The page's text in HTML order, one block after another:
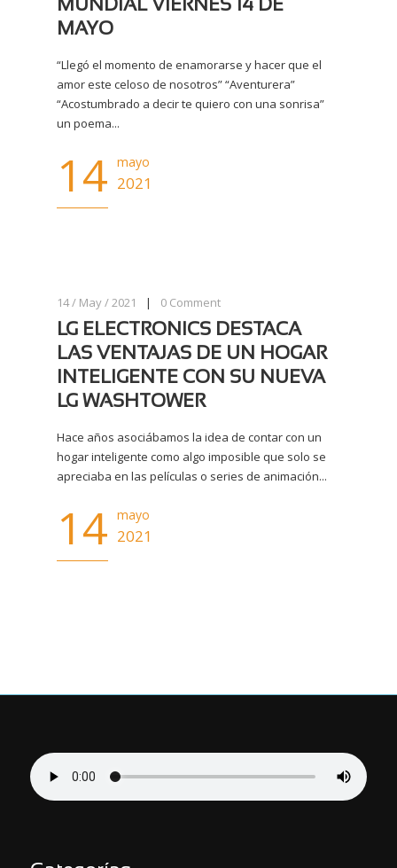
MUNDIAL VIERNES 14 DE
MAYO
“Llegó el momento de enamorarse y hacer que el
amor este celoso de nosotros” “Aventurera”
“Acostumbrado a decir te quiero con una sonrisa”
un poema...
14 mayo
2021
14 / May / 2021 | 0 Comment
LG ELECTRONICS DESTACA
LAS VENTAJAS DE UN HOGAR
INTELIGENTE CON SU NUEVA
LG WASHTOWER
Hace años asociábamos la idea de contar con un
hogar inteligente como algo imposible que solo se
apreciaba en las películas o series de animación...
14 mayo
2021